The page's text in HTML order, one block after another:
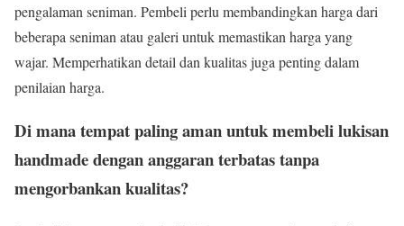
pengalaman seniman. Pembeli perlu membandingkan harga dari
beberapa seniman atau galeri untuk memastikan harga yang
wajar. Memperhatikan detail dan kualitas juga penting dalam
penilaian harga.
Di mana tempat paling aman untuk membeli lukisan
handmade dengan anggaran terbatas tanpa
mengorbankan kualitas?